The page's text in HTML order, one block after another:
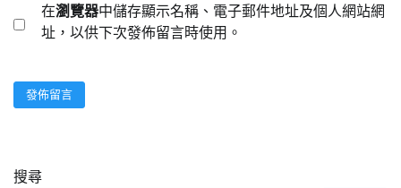
在瀏覽器中儲存顯示名稱、電子郵件地址及個人網站網
址，以供下次發佈留言時使用。
搜尋